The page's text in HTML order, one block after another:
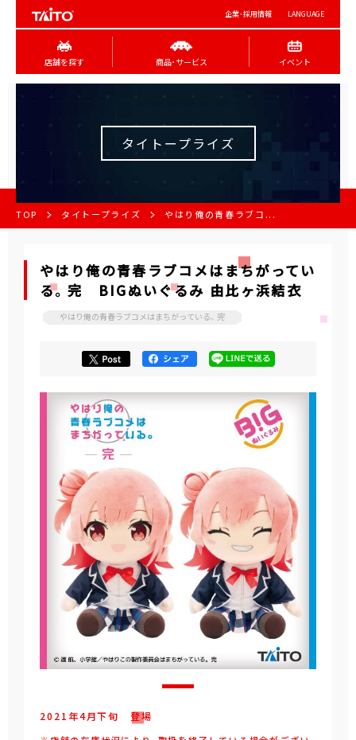
企業･採用情報 LANGUAGE
店舗を探す 商品･サービス イベント
タイトープライズ
TOP タイトープライズ やはり俺の青春ラブコ...
やはり俺の青春ラブコメはまちがってい
る。完 BIGぬいぐるみ 由比ヶ浜結衣
やはり俺の青春ラブコメはまちがっている。完
2021年4月下旬 登場